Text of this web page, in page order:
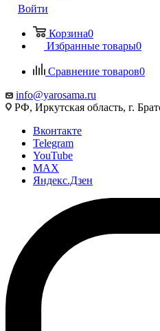
Войти
Корзина0
Избранные товары0
Сравнение товаров0
info@yarosama.ru
РФ, Иркутская область, г.
Вконтакте
Telegram
YouTube
MAX
Яндекс.Дзен